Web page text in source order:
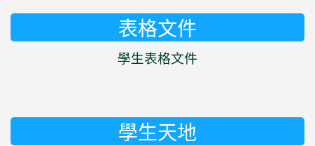
表格文件
學生表格文件
學生天地